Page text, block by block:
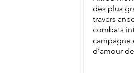
des plus
travers
combats
campagne
d’amour